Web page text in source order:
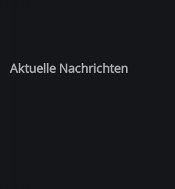
Aktuelle Nachrichten